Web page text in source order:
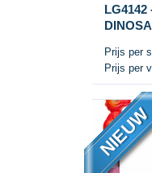
Prijs per
Prijs per
NIEUW